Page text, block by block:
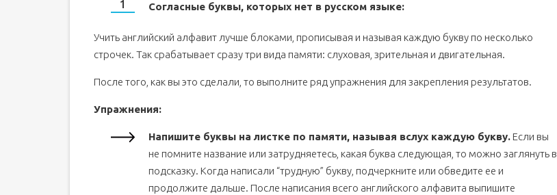
Согласные буквы, которых нет в русском языке:
Учить английский алфавит лучше блоками, прописывая и называя каждую букву по несколько
строчек. Так срабатывает сразу три вида памяти: слуховая, зрительная и двигательная.
После того, как вы это сделали, то выполните ряд упражнения для закрепления результатов.
Упражнения:
Напишите буквы на листке по памяти, называя вслух каждую букву. Если вы
не помните название или затрудняетесь, какая буква следующая, то можно заглянуть в
подсказку. Когда написали “трудную” букву, подчеркните или обведите ее и
продолжите дальше. После написания всего английского алфавита выпишите